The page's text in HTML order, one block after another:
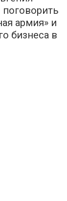
армия» и
бизнеса в